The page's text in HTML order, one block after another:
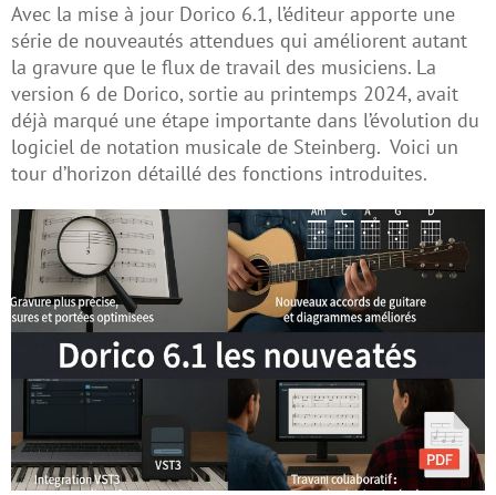
Avec la mise à jour Dorico 6.1, l’éditeur apporte une
série de nouveautés attendues qui améliorent autant
la gravure que le flux de travail des musiciens. La
version 6 de Dorico, sortie au printemps 2024, avait
déjà marqué une étape importante dans l’évolution du
logiciel de notation musicale de Steinberg. Voici un
tour d’horizon détaillé des fonctions introduites.